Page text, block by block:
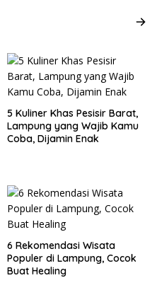
5 Kuliner Khas Pesisir Barat,
Lampung yang Wajib Kamu
Coba, Dijamin Enak
6 Rekomendasi Wisata
Populer di Lampung, Cocok
Buat Healing